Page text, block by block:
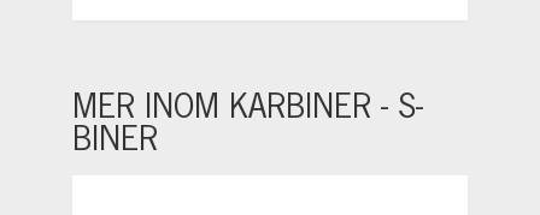
MER INOM KARBINER - S-
BINER